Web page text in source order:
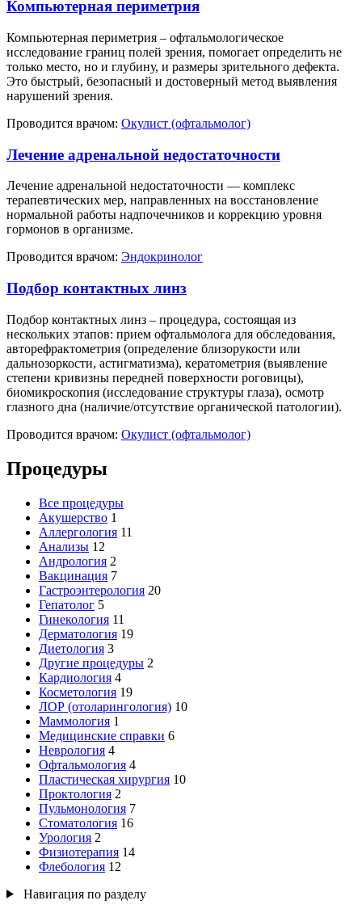
Компьютерная периметрия
Компьютерная периметрия – офтальмологическое
исследование границ полей зрения, помогает определить не
только место, но и глубину, и размеры зрительного дефекта.
Это быстрый, безопасный и достоверный метод выявления
нарушений зрения.
Проводится врачом: Окулист (офтальмолог)
Лечение адренальной недостаточности
Лечение адренальной недостаточности — комплекс
терапевтических мер, направленных на восстановление
нормальной работы надпочечников и коррекцию уровня
гормонов в организме.
Проводится врачом: Эндокринолог
Подбор контактных линз
Подбор контактных линз – процедура, состоящая из
нескольких этапов: прием офтальмолога для обследования,
авторефрактометрия (определение близорукости или
дальнозоркости, астигматизма), кератометрия (выявление
степени кривизны передней поверхности роговицы),
биомикроскопия (исследование структуры глаза), осмотр
глазного дна (наличие/отсутствие органической патологии).
Проводится врачом: Окулист (офтальмолог)
Процедуры
Все процедуры
Акушерство 1
Аллергология 11
Анализы 12
Андрология 2
Вакцинация 7
Гастроэнтерология 20
Гепатолог 5
Гинекология 11
Дерматология 19
Диетология 3
Другие процедуры 2
Кардиология 4
Косметология 19
ЛОР (отоларингология) 10
Маммология 1
Медицинские справки 6
Неврология 4
Офтальмология 4
Пластическая хирургия 10
Проктология 2
Пульмонология 7
Стоматология 16
Урология 2
Физиотерапия 14
Флебология 12
Навигация по разделу